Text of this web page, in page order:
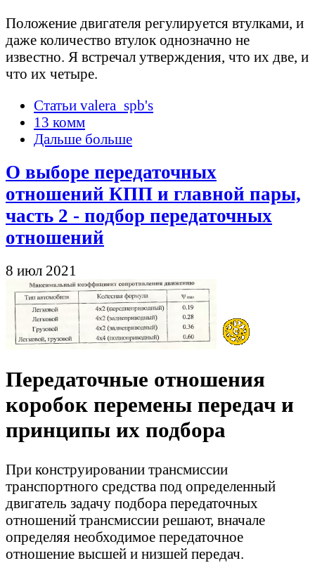
Положение двигателя регулируется втулками, и
даже количество втулок однозначно не
известно. Я встречал утверждения, что их две, и
что их четыре.
Статьи valera_spb's
13 комм
Дальше больше
О выборе передаточных
отношений КПП и главной пары,
часть 2 - подбор передаточных
отношений
8 июл 2021
Передаточные отношения
коробок перемены передач и
принципы их подбора
При конструировании трансмиссии
транспортного средства под определенный
двигатель задачу подбора передаточных
отношений трансмиссии решают, вначале
определяя необходимое передаточное
отношение высшей и низшей передач.